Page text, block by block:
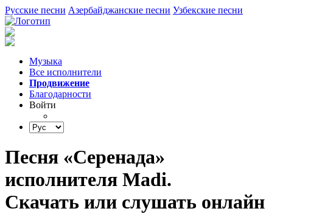
Русские песни Азербайджанские песни Узбекские песни
Музыка
Все исполнители
Продвижение
Благодарности
Войти
Песня «Серенада»
исполнителя Madi.
Скачать или слушать онлайн